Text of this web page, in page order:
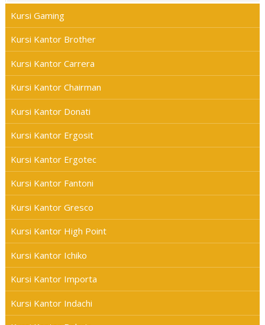
Kursi Gaming
Kursi Kantor Brother
Kursi Kantor Carrera
Kursi Kantor Chairman
Kursi Kantor Donati
Kursi Kantor Ergosit
Kursi Kantor Ergotec
Kursi Kantor Fantoni
Kursi Kantor Gresco
Kursi Kantor High Point
Kursi Kantor Ichiko
Kursi Kantor Importa
Kursi Kantor Indachi